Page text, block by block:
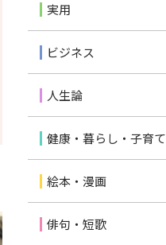
実用
ビジネス
人生論
健康・暮らし・子育て
絵本・漫画
俳句・短歌